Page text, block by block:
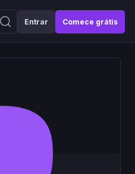
Entrar Comece grátis